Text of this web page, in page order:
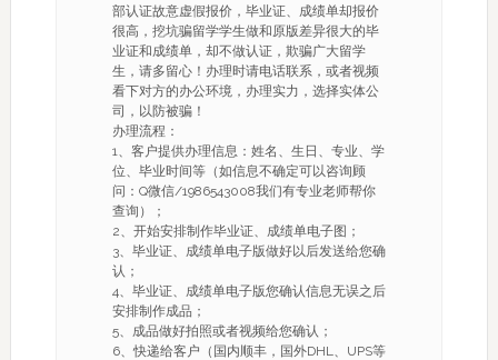
部认证故意虚假报价，毕业证、成绩单却报价
很高，挖坑骗留学学生做和原版差异很大的毕
业证和成绩单，却不做认证，欺骗广大留学
生，请多留心！办理时请电话联系，或者视频
看下对方的办公环境，办理实力，选择实体公
司，以防被骗！
办理流程：
1、客户提供办理信息：姓名、生日、专业、学
位、毕业时间等（如信息不确定可以咨询顾
问：Q微信/1986543008我们有专业老师帮你
查询）；
2、开始安排制作毕业证、成绩单电子图；
3、毕业证、成绩单电子版做好以后发送给您确
认；
4、毕业证、成绩单电子版您确认信息无误之后
安排制作成品；
5、成品做好拍照或者视频给您确认；
6、快递给客户（国内顺丰，国外DHL、UPS等